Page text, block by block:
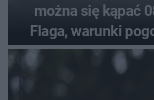
można się kąpać
Flaga, warunki